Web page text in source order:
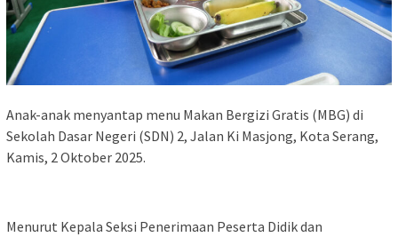
Anak-anak menyantap menu Makan Bergizi Gratis (MBG) di
Sekolah Dasar Negeri (SDN) 2, Jalan Ki Masjong, Kota Serang,
Kamis, 2 Oktober 2025.
Menurut Kepala Seksi Penerimaan Peserta Didik dan